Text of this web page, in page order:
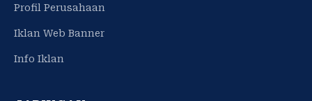
Profil Perusahaan
Iklan Web Banner
Info Iklan